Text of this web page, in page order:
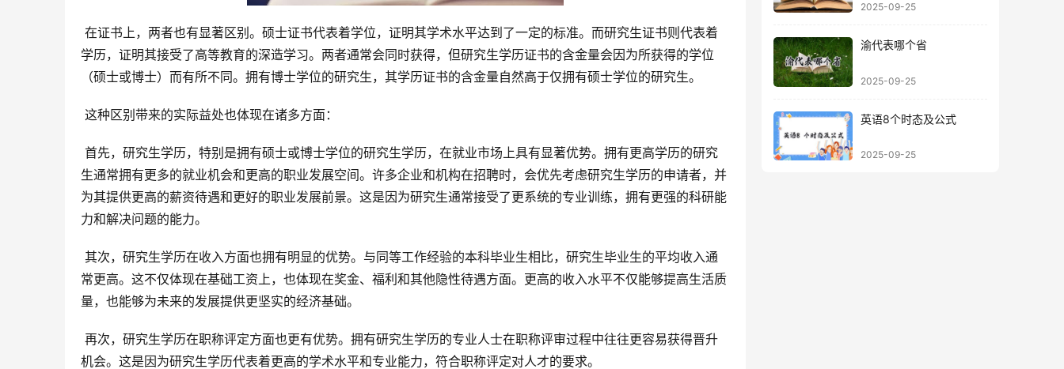
学历，证明其接受了高等教育的深造学习。两者通常会同时获得，但研究生学历证书的含金量会因为所获得的学位
（硕士或博士）而有所不同。拥有博士学位的研究生，其学历证书的含金量自然高于仅拥有硕士学位的研究生。
这种区别带来的实际益处也体现在诸多方面：
生通常拥有更多的就业机会和更高的职业发展空间。许多企业和机构在招聘时，会优先考虑研究生学历的申请者，并
为其提供更高的薪资待遇和更好的职业发展前景。这是因为研究生通常接受了更系统的专业训练，拥有更强的科研能
力和解决问题的能力。
常更高。这不仅体现在基础工资上，也体现在奖金、福利和其他隐性待遇方面。更高的收入水平不仅能够提高生活质
量，也能够为未来的发展提供更坚实的经济基础。
机会。这是因为研究生学历代表着更高的学术水平和专业能力，符合职称评定对人才的要求。
2025-09-25
渝代表哪个省
2025-09-25
英语8个时态及公式
2025-09-25